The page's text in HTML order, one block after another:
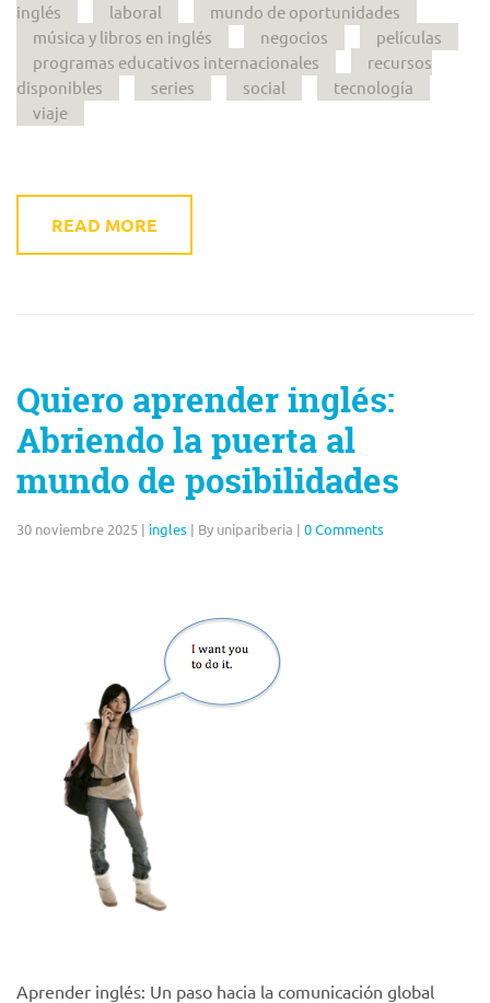
inglés
laboral
mundo de oportunidades
música y libros en inglés
negocios
películas
programas educativos internacionales
recursos
disponibles
series social
tecnología
viaje
READ MORE
Quiero aprender inglés:
Abriendo la puerta al
mundo de posibilidades
30 noviembre 2025 | ingles | By unipariberia | 0 Comments
Aprender inglés: Un paso hacia la comunicación global